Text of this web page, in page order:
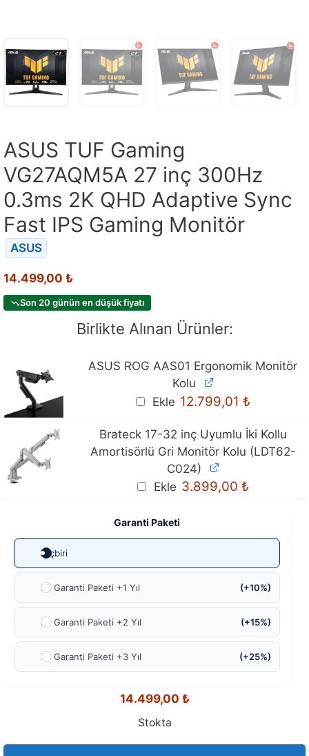
ASUS TUF Gaming
VG27AQM5A 27 inç 300Hz
0.3ms 2K QHD Adaptive Sync
Fast IPS Gaming Monitör
ASUS
14.499,00 ₺
Son 20 günün en düşük fiyatı
Birlikte Alınan Ürünler:
ASUS ROG AAS01 Ergonomik Monitör
Kolu
Ekle 12.799,01 ₺
Brateck 17-32 inç Uyumlu İki Kollu
Amortisörlü Gri Monitör Kolu (LDT62-
C024)
Ekle 3.899,00 ₺
Garanti Paketi
Hiçbiri
Ek Garanti Paketi +1 Yıl (+10%)
Ek Garanti Paketi +2 Yıl (+15%)
Ek Garanti Paketi +3 Yıl (+25%)
14.499,00 ₺
Stokta